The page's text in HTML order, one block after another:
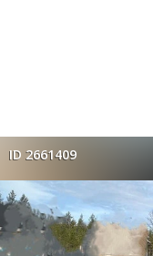
ID 2661409